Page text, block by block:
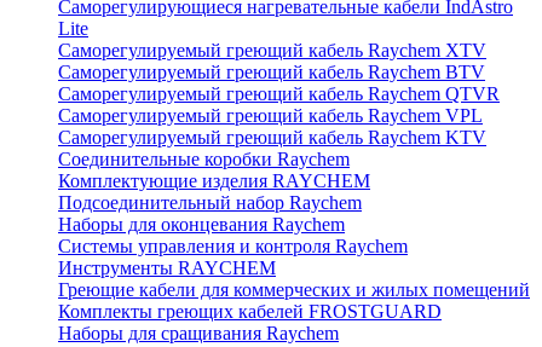
Саморегулирующиеся нагревательные кабели IndAstro
Lite
Саморегулируемый греющий кабель Raychem XTV
Саморегулируемый греющий кабель Raychem BTV
Саморегулируемый греющий кабель Raychem QTVR
Саморегулируемый греющий кабель Raychem VPL
Саморегулируемый греющий кабель Raychem KTV
Соединительные коробки Raychem
Комплектующие изделия RAYCHEM
Подсоединительный набор Raychem
Наборы для оконцевания Raychem
Системы управления и контроля Raychem
Инструменты RAYCHEM
Греющие кабели для коммерческих и жилых помещений
Комплекты греющих кабелей FROSTGUARD
Наборы для сращивания Raychem